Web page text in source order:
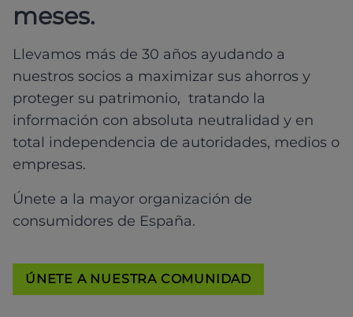
meses.
Llevamos más de 30 años ayudando a
nuestros socios a maximizar sus ahorros y
proteger su patrimonio, tratando la
información con absoluta neutralidad y en
total independencia de autoridades, medios o
empresas.
Únete a la mayor organización de
consumidores de España.
ÚNETE A NUESTRA COMUNIDAD